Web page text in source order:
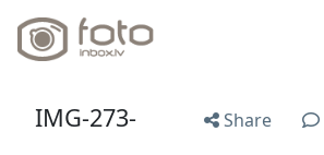
IMG-273- Share